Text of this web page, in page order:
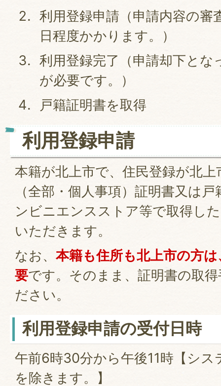
利用登録申請（申請内容の審
日程度かかります。）
利用登録完了（申請却下とな
が必要です。）
戸籍証明書を取得
利用登録申請
本籍が北上市で、住民登録が北
（全部・個人事項）証明書又は
ンビニエンスストア等で取得し
いただきます。
なお、 本籍も住所も北上市の方
要です。そのまま、証明書の取
ださい。
利用登録申請の受付日時
午前6時30分から午後11時【シ
を除きます。】